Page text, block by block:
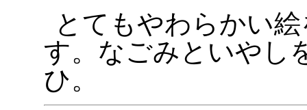
とてもやわらかい
す。なごみといやし
ひ。